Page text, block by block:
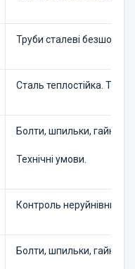
Труби сталеві безшовні
Сталь теплостійка.
Болти, шпильки, гайки
Технічні умови.
Контроль неруйнівний.
Болти, шпильки, гайки